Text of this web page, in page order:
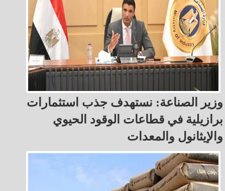
وزير الصناعة: نستهدف جذب استثمارات
برازيلية في قطاعات الوقود الحيوي
والإيثانول والمعدات